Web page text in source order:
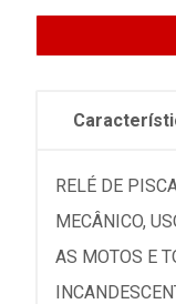
RELÉ DE
MECÂNICO,
AS MOTOS E